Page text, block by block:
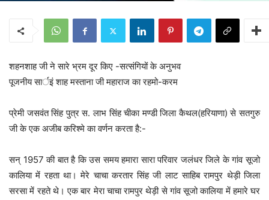
शहनशाह जी ने सारे भ्रम दूर किए -सत्संगियों के अनुभव
पूजनीय सार्इं शाह मस्ताना जी महाराज का रहमो-करम
प्रेमी जसवंत सिंह पुत्र स. लाभ सिंह चीका मण्डी जिला कैथल(हरियाणा) से सतगुरु
जी के एक अजीब करिश्मे का वर्णन करता है:-
सन् 1957 की बात है कि उस समय हमारा सारा परिवार जलंधर जिले के गांव सूजो
कालिया में रहता था। मेरे चाचा करतार सिंह जी लाट साहिब रामपुर थेड़ी जिला
सरसा में रहते थे। एक बार मेरा चाचा रामपुर थेड़ी से गांव सूजो कालिया में हमारे घर